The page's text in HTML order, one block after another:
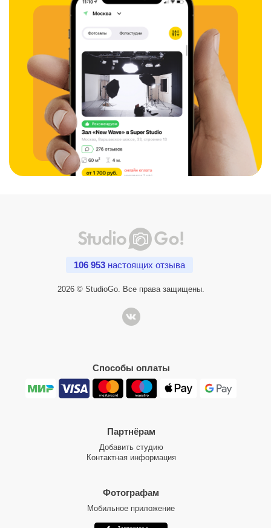
106 953 настоящих отзыва
2026 © StudioGo. Все права защищены.
Способы оплаты
Партнёрам
Добавить студию
Контактная информация
Фотографам
Мобильное приложение